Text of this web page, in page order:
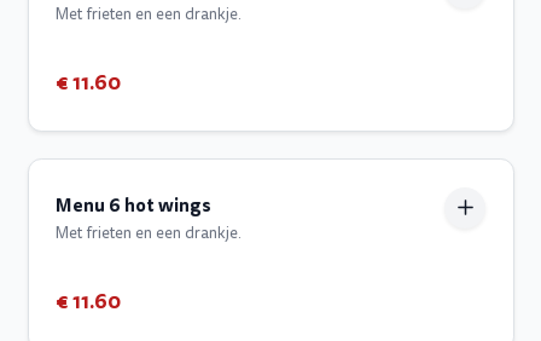
Met frieten en een drankje.
€ 11.60
Menu 6 hot wings
Met frieten en een drankje.
€ 11.60